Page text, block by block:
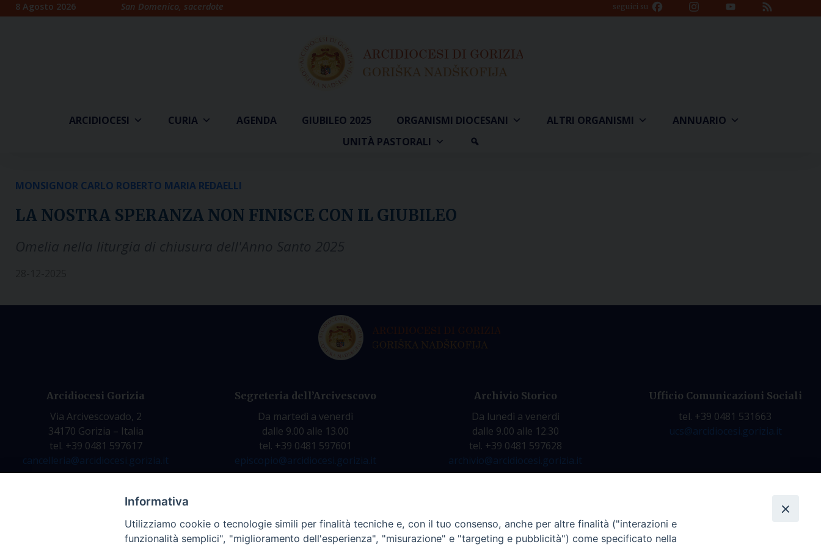
Skip8 Agosto 2026 San Domenico, sacerdote seguici su Facebook InstagramYouTube
Channel
ARCIDIOCESI CURIA AGENDA GIUBILEO 2025 ORGANISMI DIOCESANI ALTRI ORGANISMI
ANNUARIO
UNITÀ PASTORALI
MONSIGNOR CARLO ROBERTO MARIA REDAELLI
LA NOSTRA SPERANZA NON FINISCE CON IL GIUBILEO
Arcidiocesi Gorizia
Via Arcivescovado, 2
34170 Gorizia – Italia
tel. +39 0481 597617
cancelleria@arcidiocesi.gorizia.it
Segreteria dell’Arcivescovo
Da martedì a venerdì
dalle 9.00 alle 13.00
tel. +39 0481 597601
episcopio@arcidiocesi.gorizia.it
Archivio Storico
Da lunedì a venerdì
dalle 9.00 alle 12.30
tel. +39 0481 597628
archivio@arcidiocesi.gorizia.it
Ufficio Comunicazioni Sociali
tel. +39 0481 531663
ucs@arcidiocesi.gorizia.it
Informativa
Utilizziamo cookie o tecnologie simili per finalità tecniche e, con il tuo consenso, anche per altre finalità ("interazioni e
funzionalità semplici", "miglioramento dell'esperienza", "misurazione" e "targeting e pubblicità") come specificato nella